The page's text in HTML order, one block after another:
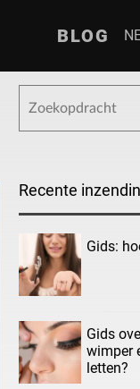
BLOG
Recente
Gids:
Gids
wimper
letten?